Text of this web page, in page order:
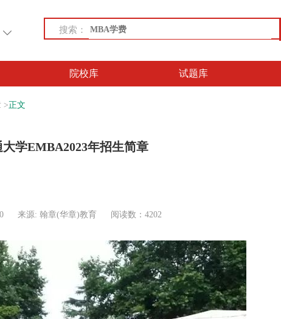
搜索：
院校库 试题库
>正文
学EMBA2023年招生简章
来源: 翰章(华章)教育 阅读数：4202